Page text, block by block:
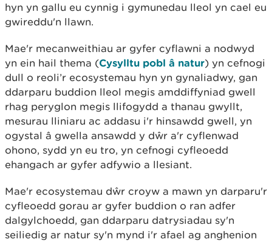
hyn yn gallu eu cynnig i gymunedau lleol yn cael eu
gwireddu'n llawn.
Mae'r mecanweithiau ar gyfer cyflawni a nodwyd
yn ein hail thema (Cysylltu pobl â natur) yn cefnogi
dull o reoli’r ecosystemau hyn yn gynaliadwy, gan
ddarparu buddion lleol megis amddiffyniad gwell
rhag peryglon megis llifogydd a thanau gwyllt,
mesurau lliniaru ac addasu i'r hinsawdd gwell, yn
ogystal â gwella ansawdd y dŵr a'r cyflenwad
ohono, sydd yn eu tro, yn cefnogi cyfleoedd
ehangach ar gyfer adfywio a llesiant.
Mae'r ecosystemau dŵr croyw a mawn yn darparu'r
cyfleoedd gorau ar gyfer buddion o ran adfer
dalgylchoedd, gan ddarparu datrysiadau sy'n
seiliedig ar natur sy'n mynd i'r afael ag anghenion